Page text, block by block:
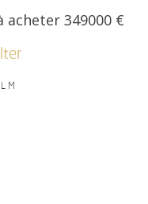
acheter 349000 €